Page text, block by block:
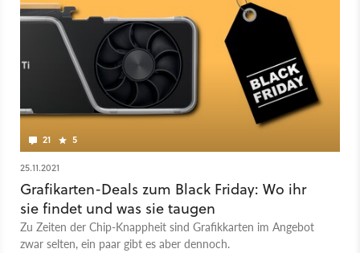
21 5
25.11.2021
Grafikarten-Deals zum Black Friday: Wo ihr
sie findet und was sie taugen
Zu Zeiten der Chip-Knappheit sind Grafikkarten im Angebot
zwar selten, ein paar gibt es aber dennoch.